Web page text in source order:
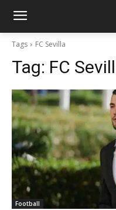
Tags FC Sevilla
Tag: FC
Football